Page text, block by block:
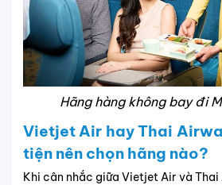
Hãng hàng không bay đi
Vietjet Air hay Thai
tiện nên chọn hãng nào?
Khi cân nhắc giữa Vietjet Air và